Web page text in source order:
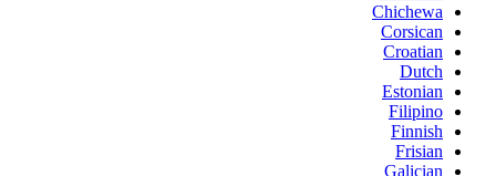
Chichewa
Corsican
Croatian
Dutch
Estonian
Filipino
Finnish
Frisian
Galician